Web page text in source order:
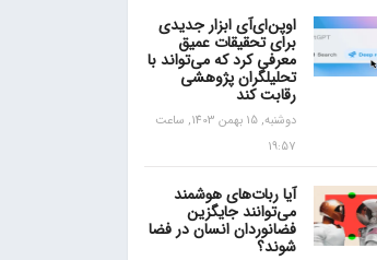
اوپن‌ای‌آی ابزار جدیدی
برای تحقیقات عمیق
معرفی کرد که می‌تواند با
تحلیلگران پژوهشی
رقابت کند
دوشنبه, 15 بهمن 1403, ساعت
19:57
آیا ربات‌های هوشمند
می‌توانند جایگزین
فضانوردان انسان در فضا
شوند؟